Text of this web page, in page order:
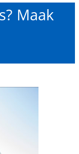
Maak